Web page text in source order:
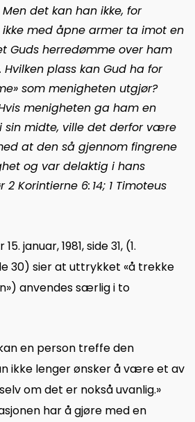
det kan han ikke, for
med åpne armer ta imot en
Guds herredømme over ham
Hvilken plass kan Gud ha for
som menigheten utgjør?
menigheten ga ham en
sin midte, ville det derfor være
at den så gjennom fingrene
og var delaktig i hans
2 Korintierne 6: 14; 1 Timoteus
januar, 1981, side 31, (1.
30) sier at uttrykket «å trekke
anvendes særlig i to
en person treffe den
ikke lenger ønsker å være et av
om det er nokså uvanlig.»
har å gjøre med en